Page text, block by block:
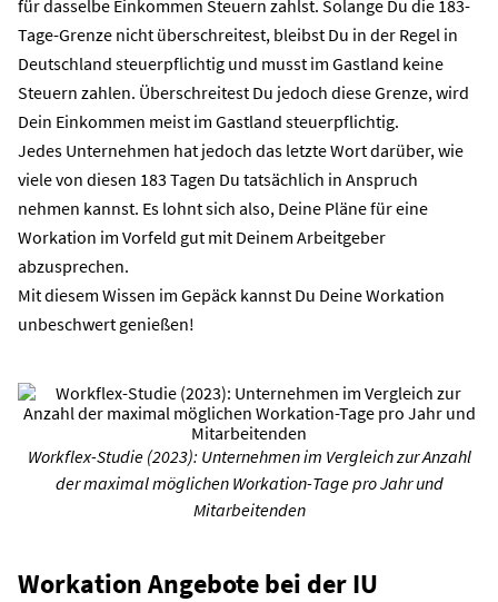
für dasselbe Einkommen Steuern zahlst. Solange Du die 183-
Tage-Grenze nicht überschreitest, bleibst Du in der Regel in
Deutschland steuerpflichtig und musst im Gastland keine
Steuern zahlen. Überschreitest Du jedoch diese Grenze, wird
Dein Einkommen meist im Gastland steuerpflichtig.
Jedes Unternehmen hat jedoch das letzte Wort darüber, wie
viele von diesen 183 Tagen Du tatsächlich in Anspruch
nehmen kannst. Es lohnt sich also, Deine Pläne für eine
Workation im Vorfeld gut mit Deinem Arbeitgeber
abzusprechen.
Mit diesem Wissen im Gepäck kannst Du Deine Workation
unbeschwert genießen!
Workflex-Studie (2023): Unternehmen im Vergleich zur Anzahl
der maximal möglichen Workation-Tage pro Jahr und
Mitarbeitenden
Workation Angebote bei der IU